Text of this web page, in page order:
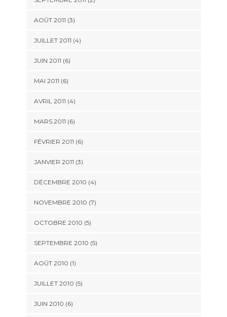
AOÛT 2011 (3)
JUILLET 2011 (4)
JUIN 2011 (6)
MAI 2011 (6)
AVRIL 2011 (4)
MARS 2011 (6)
FÉVRIER 2011 (6)
JANVIER 2011 (3)
DÉCEMBRE 2010 (4)
NOVEMBRE 2010 (7)
OCTOBRE 2010 (5)
SEPTEMBRE 2010 (5)
AOÛT 2010 (1)
JUILLET 2010 (5)
JUIN 2010 (6)